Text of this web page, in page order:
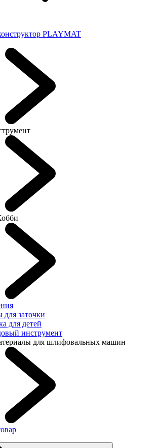
PLAYMAT
заточки
для детей
инструмент
для шлифовальных машин